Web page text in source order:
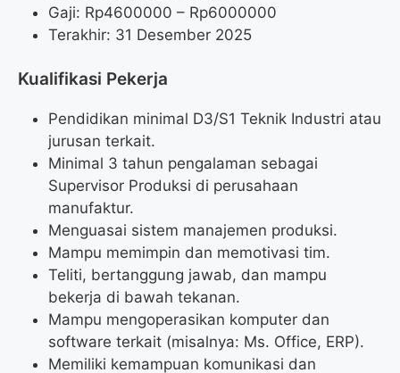
Gaji: Rp4600000 – Rp6000000
Terakhir: 31 Desember 2025
Kualifikasi Pekerja
Pendidikan minimal D3/S1 Teknik Industri atau
jurusan terkait.
Minimal 3 tahun pengalaman sebagai
Supervisor Produksi di perusahaan
manufaktur.
Menguasai sistem manajemen produksi.
Mampu memimpin dan memotivasi tim.
Teliti, bertanggung jawab, dan mampu
bekerja di bawah tekanan.
Mampu mengoperasikan komputer dan
software terkait (misalnya: Ms. Office, ERP).
Memiliki kemampuan komunikasi dan